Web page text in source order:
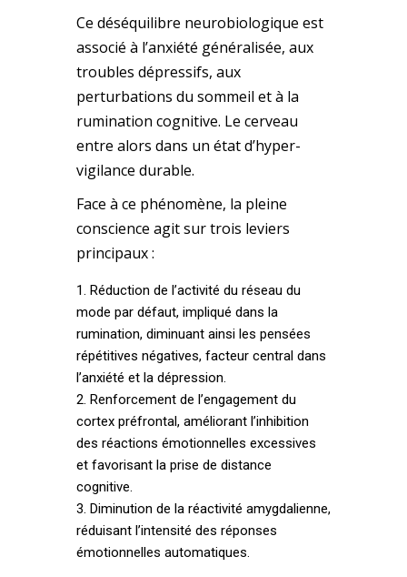
Ce déséquilibre neurobiologique est
associé à l’anxiété généralisée, aux
troubles dépressifs, aux
perturbations du sommeil et à la
rumination cognitive. Le cerveau
entre alors dans un état d’hyper-
vigilance durable.
Face à ce phénomène, la pleine
conscience agit sur trois leviers
principaux :
Réduction de l’activité du réseau du
mode par défaut, impliqué dans la
rumination, diminuant ainsi les pensées
répétitives négatives, facteur central dans
l’anxiété et la dépression.
Renforcement de l’engagement du
cortex préfrontal, améliorant l’inhibition
des réactions émotionnelles excessives
et favorisant la prise de distance
cognitive.
Diminution de la réactivité amygdalienne,
réduisant l’intensité des réponses
émotionnelles automatiques.